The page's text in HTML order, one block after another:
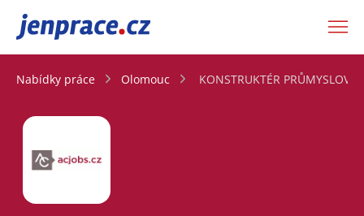
JenPráce.cz
Nabídky práce Olomouc KONSTRUKTÉR